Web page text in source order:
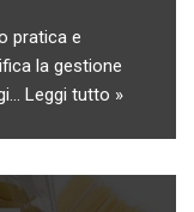
pratica e
la gestione
Leggi tutto »